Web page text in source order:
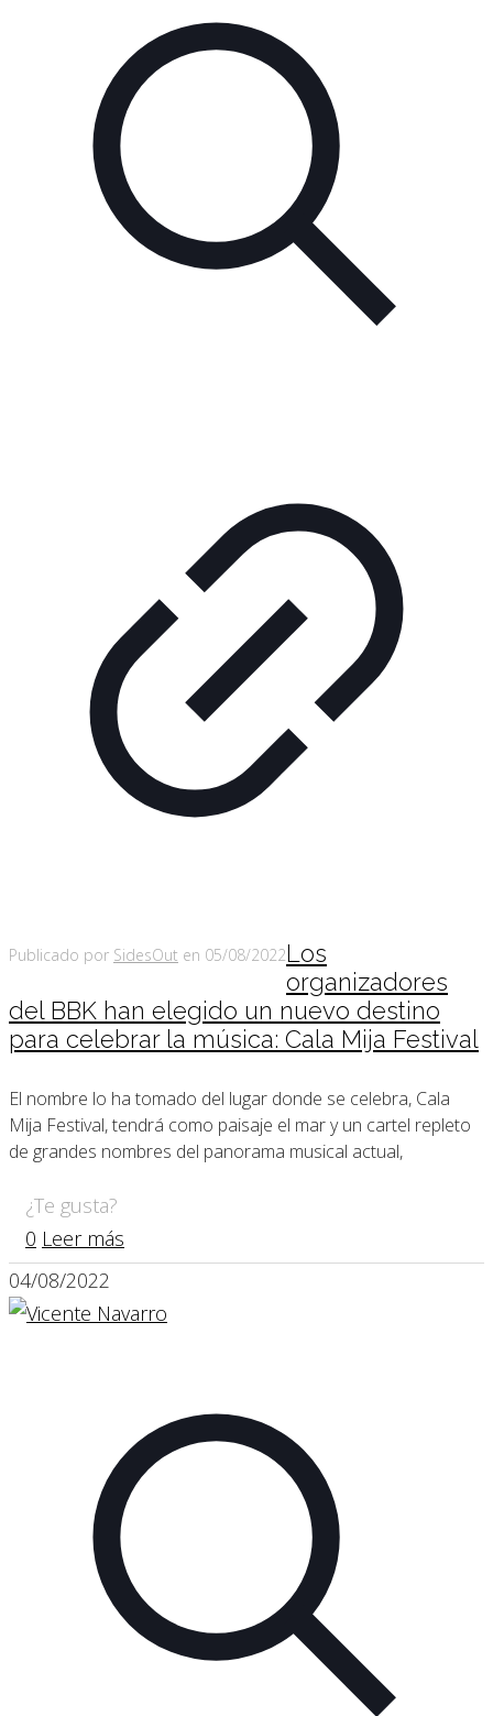
Publicado por SidesOut en 05/08/2022Los
organizadores
del BBK han elegido un nuevo destino
para celebrar la música: Cala Mija Festival
El nombre lo ha tomado del lugar donde se celebra, Cala
Mija Festival, tendrá como paisaje el mar y un cartel repleto
de grandes nombres del panorama musical actual,
¿Te gusta?
0 Leer más
04/08/2022